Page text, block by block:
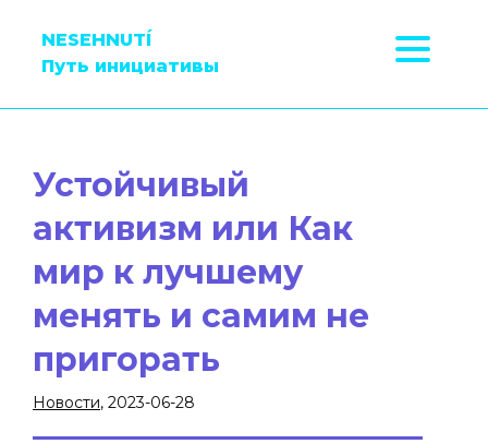
NESEHNUTÍ
Путь инициативы
Устойчивый
активизм или Как
мир к лучшему
менять и самим не
пригорать
Новости, 2023-06-28